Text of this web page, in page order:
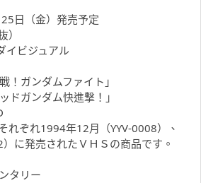
日（金）発売予定
イビジュアル
ガンダムファイト」
ドガンダム快進撃！」
れぞれ1994年12月（YYV-0008）、
に発売されたＶＨＳの商品です。
タリー